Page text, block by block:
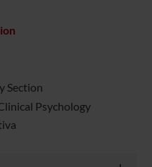
Section
Psychology